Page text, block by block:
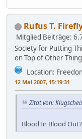
Rufus T.
Mitglied Beiträge:
Society for Putting
on Top of Other
Location:
12 Mai 2007, 15:19:31
Zitat von:
Blood In Blood Out?